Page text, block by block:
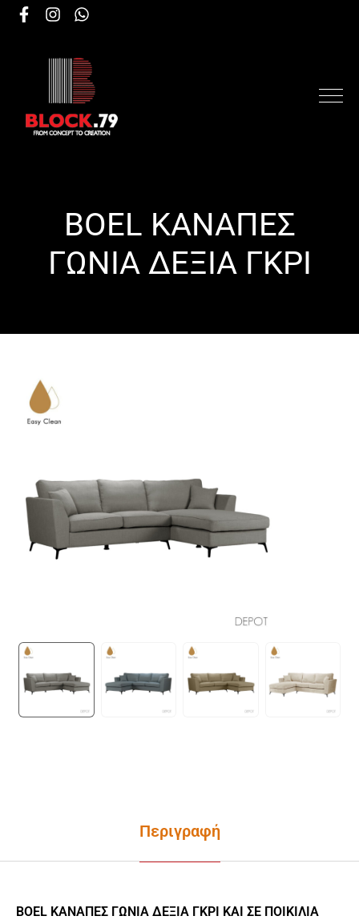
BOEL ΚΑΝΑΠΕΣ
ΓΩΝΙΑ ΔΕΞΙΑ ΓΚΡΙ
Περιγραφή
BOEL ΚΑΝΑΠΕΣ ΓΩΝΙΑ ΔΕΞΙΑ ΓΚΡΙ ΚΑΙ ΣΕ ΠΟΙΚΙΛΙΑ